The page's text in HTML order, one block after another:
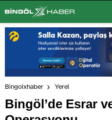
Bingolxhaber Yerel
Bingöl’de Esrar